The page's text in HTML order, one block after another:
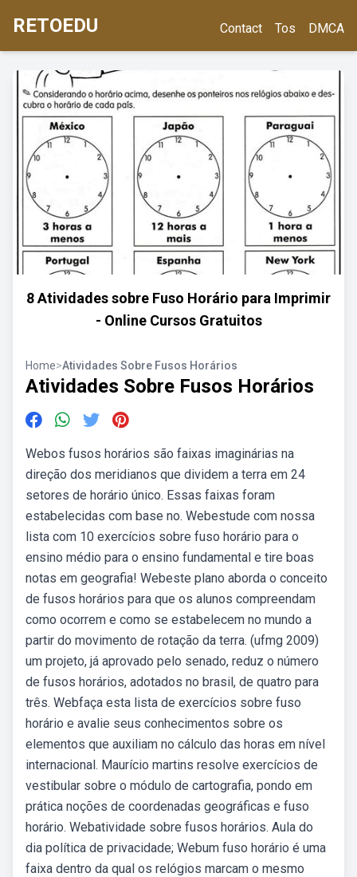
RETOEDU Contact Tos DMCA
8 Atividades sobre Fuso Horário para Imprimir
- Online Cursos Gratuitos
Home>Atividades Sobre Fusos Horários
Atividades Sobre Fusos Horários
Webos fusos horários são faixas imaginárias na
direção dos meridianos que dividem a terra em 24
setores de horário único. Essas faixas foram
estabelecidas com base no. Webestude com nossa
lista com 10 exercícios sobre fuso horário para o
ensino médio para o ensino fundamental e tire boas
notas em geografia! Webeste plano aborda o conceito
de fusos horários para que os alunos compreendam
como ocorrem e como se estabelecem no mundo a
partir do movimento de rotação da terra. (ufmg 2009)
um projeto, já aprovado pelo senado, reduz o número
de fusos horários, adotados no brasil, de quatro para
três. Webfaça esta lista de exercícios sobre fuso
horário e avalie seus conhecimentos sobre os
elementos que auxiliam no cálculo das horas em nível
internacional. Maurício martins resolve exercícios de
vestibular sobre o módulo de cartografia, pondo em
prática noções de coordenadas geográficas e fuso
horário. Webatividade sobre fusos horários. Aula do
dia política de privacidade; Webum fuso horário é uma
faixa dentro da qual os relógios marcam o mesmo